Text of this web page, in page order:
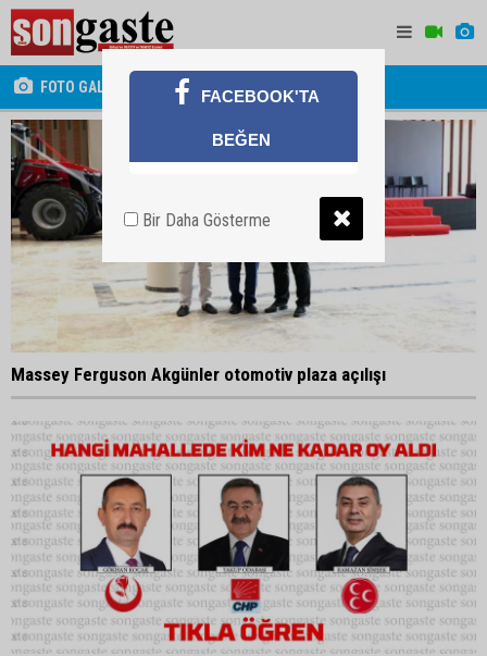
FOTO GALERİ
Massey Ferguson Akgünler otomotiv plaza açılışı
FACEBOOK'TA
BEĞEN
Bir Daha Gösterme